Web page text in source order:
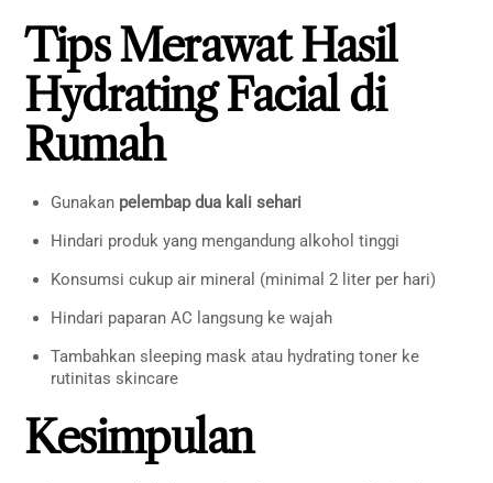
Tips Merawat Hasil
Hydrating Facial di
Rumah
Gunakan pelembap dua kali sehari
Hindari produk yang mengandung alkohol tinggi
Konsumsi cukup air mineral (minimal 2 liter per hari)
Hindari paparan AC langsung ke wajah
Tambahkan sleeping mask atau hydrating toner ke
rutinitas skincare
Kesimpulan